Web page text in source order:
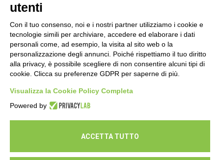
utenti
Con il tuo consenso, noi e i nostri partner utilizziamo i cookie e
tecnologie simili per archiviare, accedere ed elaborare i dati
personali come, ad esempio, la visita al sito web o la
personalizzazione degli annunci. Poiché rispettiamo il tuo diritto
alla privacy, è possibile scegliere di non consentire alcuni tipi di
cookie. Clicca su preferenze GDPR per saperne di più.
Visualizza la Cookie Policy Completa
Powered by
ACCETTA TUTTO